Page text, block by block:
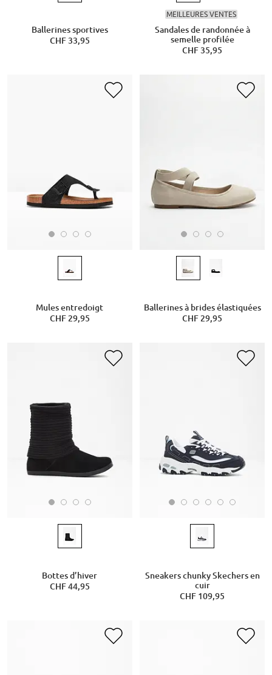
Ballerines sportives
CHF 33,95
MEILLEURES VENTES
Sandales de randonnée à
semelle profilée
CHF 35,95
Mules entredoigt
CHF 29,95
Ballerines à brides élastiquées
CHF 29,95
Bottes d’hiver
CHF 44,95
Sneakers chunky Skechers en
cuir
CHF 109,95